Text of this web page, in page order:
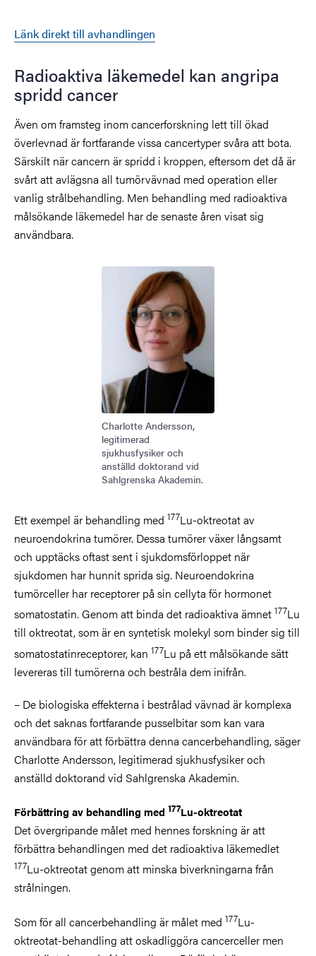
Länk direkt till avhandlingen
Radioaktiva läkemedel kan angripa
spridd cancer
Även om framsteg inom cancerforskning lett till ökad
överlevnad är fortfarande vissa cancertyper svåra att bota.
Särskilt när cancern är spridd i kroppen, eftersom det då är
svårt att avlägsna all tumörvävnad med operation eller
vanlig strålbehandling. Men behandling med radioaktiva
målsökande läkemedel har de senaste åren visat sig
användbara.
Bild
Charlotte Andersson,
legitimerad
sjukhusfysiker och
anställd doktorand vid
Sahlgrenska Akademin.
Ett exempel är behandling med 177Lu-oktreotat av
neuroendokrina tumörer. Dessa tumörer växer långsamt
och upptäcks oftast sent i sjukdomsförloppet när
sjukdomen har hunnit sprida sig. Neuroendokrina
tumörceller har receptorer på sin cellyta för hormonet
somatostatin. Genom att binda det radioaktiva ämnet 177Lu
till oktreotat, som är en syntetisk molekyl som binder sig till
somatostatinreceptorer, kan 177Lu på ett målsökande sätt
levereras till tumörerna och bestråla dem inifrån.
– De biologiska effekterna i bestrålad vävnad är komplexa
och det saknas fortfarande pusselbitar som kan vara
användbara för att förbättra denna cancerbehandling, säger
Charlotte Andersson, legitimerad sjukhusfysiker och
anställd doktorand vid Sahlgrenska Akademin.
Förbättring av behandling med 177Lu-oktreotat
Det övergripande målet med hennesforskning är att
förbättra behandlingen med det radioaktiva läkemedlet
177Lu-oktreotat genom att minska biverkningarna från
strålningen.
Som för all cancerbehandling är målet med 177Lu-
oktreotat-behandling att oskadliggöra cancerceller men